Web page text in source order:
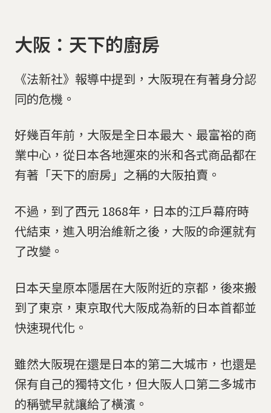
大阪：天下的廚房
《法新社》報導中提到，大阪現在有著身分認
同的危機。
好幾百年前，大阪是全日本最大、最富裕的商
業中心，從日本各地運來的米和各式商品都在
有著「天下的廚房」之稱的大阪拍賣。
不過，到了西元 1868年，日本的江戶幕府時
代結束，進入明治維新之後，大阪的命運就有
了改變。
日本天皇原本隱居在大阪附近的京都，後來搬
到了東京，東京取代大阪成為新的日本首都並
快速現代化。
雖然大阪現在還是日本的第二大城市，也還是
保有自己的獨特文化，但大阪人口第二多城市
的稱號早就讓給了橫濱。